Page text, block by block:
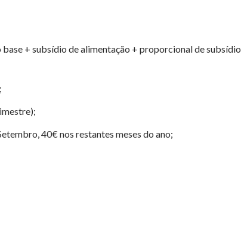
+ subsídio de alimentação + proporcional de subsídio
40€ nos restantes meses do ano;